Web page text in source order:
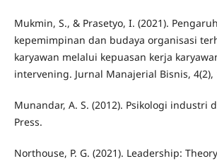
Mukmin, S., & Prasetyo, I. (2021).
kepemimpinan dan budaya organisasi
karyawan melalui kepuasan kerja
intervening. Jurnal Manajerial Bisnis, 4(2),
Munandar, A. S. (2012). Psikologi industri
Press.
Northouse, P. G. (2021). Leadership: